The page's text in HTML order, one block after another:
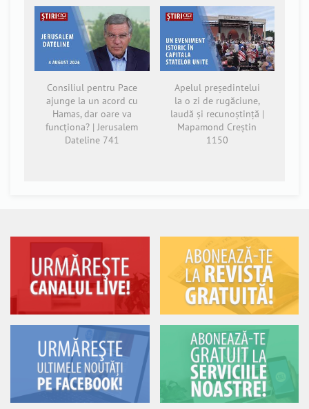
Consiliul pentru Pace
ajunge la un acord cu
Hamas, dar oare va
funcționa? | Jerusalem
Dateline 741
Apelul președintelui
la o zi de rugăciune,
laudă și recunoștință |
Mapamond Creștin
1150